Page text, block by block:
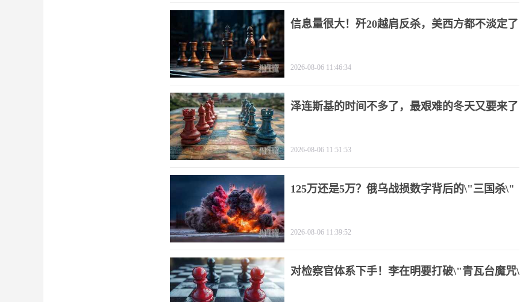
信息量很大！歼20越肩反杀，美西方都不淡定了
2026-08-06 11:46:34
泽连斯基的时间不多了，最艰难的冬天又要来了
2026-08-06 11:51:53
125万还是5万？俄乌战损数字背后的\"三国杀\"
2026-08-06 11:39:52
对检察官体系下手！李在明要打破\"青瓦台魔咒\"